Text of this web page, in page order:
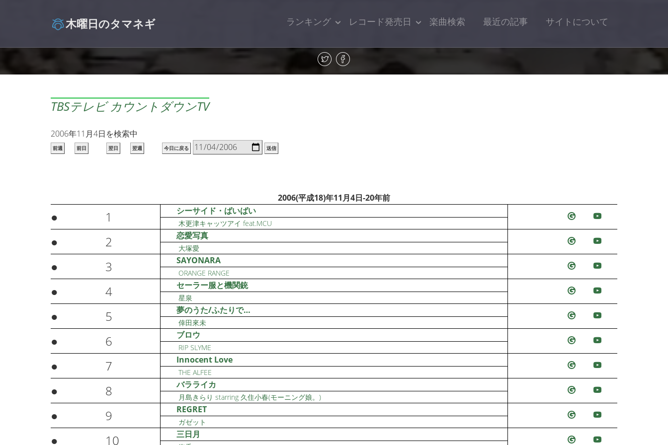
木曜日のタマネギ ランキング レコード発売日 楽曲検索 最近の記事 サイトについて
TBSテレビ カウントダウンTV
2006年11月4日を検索中
前週 前日 翌日 翌週 今日に戻る 送信
2006(平成18)年11月4日-20年前
● 1 シーサイド・ばいばい
木更津キャッツアイ feat.MCU
● 2 恋愛写真
大塚愛
● 3 SAYONARA
ORANGE RANGE
● 4 セーラー服と機関銃
星泉
● 5 夢のうた/ふたりで…
倖田來未
● 6 ブロウ
RIP SLYME
● 7 Innocent Love
THE ALFEE
● 8 バラライカ
月島きらり starring 久住小春(モーニング娘。)
● 9 REGRET
ガゼット
● 10 三日月